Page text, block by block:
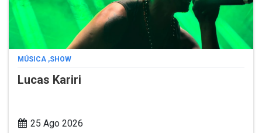
MÚSICA ,SHOW
Lucas Kariri
25 Ago 2026